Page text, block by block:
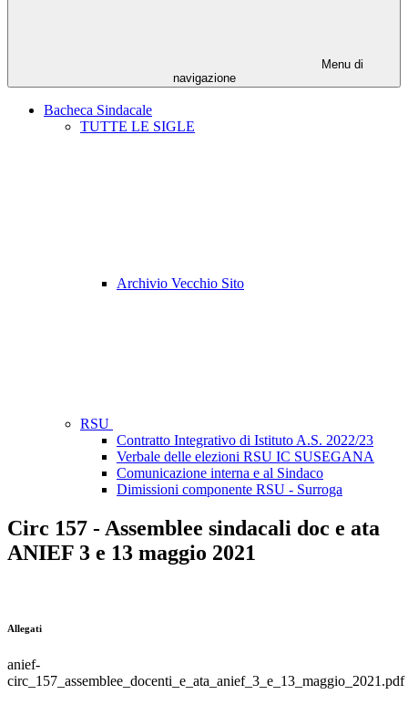
Menu di
navigazione
Bacheca Sindacale
TUTTE LE SIGLE
Archivio Vecchio Sito
RSU
Contratto Integrativo di Istituto A.S. 2022/23
Verbale delle elezioni RSU IC SUSEGANA
Comunicazione interna e al Sindaco
Dimissioni componente RSU - Surroga
Circ 157 - Assemblee sindacali doc e ata
ANIEF 3 e 13 maggio 2021
Allegati
anief-
circ_157_assemblee_docenti_e_ata_anief_3_e_13_maggio_2021.pdf